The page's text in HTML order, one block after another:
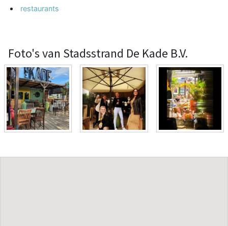
restaurants
Foto's van Stadsstrand De Kade B.V.